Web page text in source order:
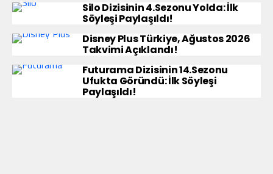
Silo Dizisinin 4.Sezonu Yolda: İlk
Söyleşi Paylaşıldı!
Disney Plus Türkiye, Ağustos 2026
Takvimi Açıklandı!
Futurama Dizisinin 14.Sezonu
Ufukta Göründü: İlk Söyleşi
Paylaşıldı!